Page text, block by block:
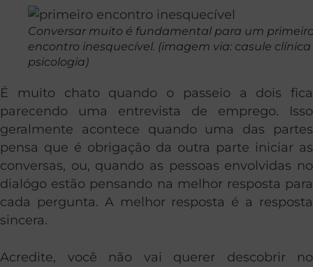
Conversar muito é fundamental para um
encontro inesquecível. (imagem via: casule
psicologia)
É muito chato quando o passeio a dois fica
parecendo uma entrevista de emprego. Isso
geralmente acontece quando uma das partes
pensa que é obrigação da outra parte iniciar as
conversas, ou, quando as pessoas envolvidas no
dialógo estão pensando na melhor resposta para
cada pergunta. A melhor resposta é a resposta
sincera.
Acredite, você não vai querer descobrir no